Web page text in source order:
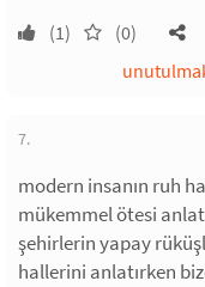
(1) (0)
7.
modern insanın ruh
mükemmel ötesi
şehirlerin yapay
hallerini anlatırken